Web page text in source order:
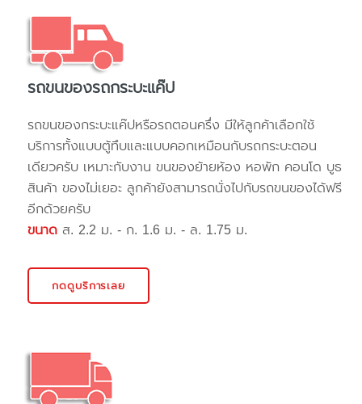
รถขนของรถกระบะแค๊ป
รถขนของกระบะแค๊ปหรือรถตอนครึ่ง มีให้ลูกค้าเลือกใช้
บริการทั้งแบบตู้ทึบและแบบคอกเหมือนกับรถกระบะตอน
เดียวครับ เหมาะกับงาน ขนของย้ายห้อง หอพัก คอนโด บูธ
สินค้า ของไม่เยอะ ลูกค้ายังสามารถนั่งไปกับรถขนของได้ฟรี
อีกด้วยครับ
ขนาด ส. 2.2 ม. - ก. 1.6 ม. - ล. 1.75 ม.
กดดูบริการเลย